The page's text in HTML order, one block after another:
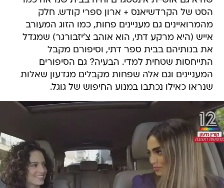
הסט של הקרדשיאנס + ארון ספרי קודש. חלק
מהמרואיינים גם מעניינים פחות, כמו הזוג המעורב
אייש (היא מרקע דתי, הוא אוהב צ'יזבורגר) שמגדל
את בנותיהם בבית ספר דתי, וסיפורם מקבל
התייחסות שטחית למדי. הבעיה? גם הסיפורים
המעניינים וגם אלה שפחות מקבלים מגדעון שאלות
שנראו כאילו נכתבו במנוע החיפוש של גוגל.